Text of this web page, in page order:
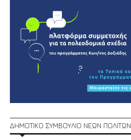
ΔΗΜΟΤΙΚΟ ΣΥΜΒΟΥΛΙΟ ΝΕΩΝ ΠΟΛΙΤΩΝ